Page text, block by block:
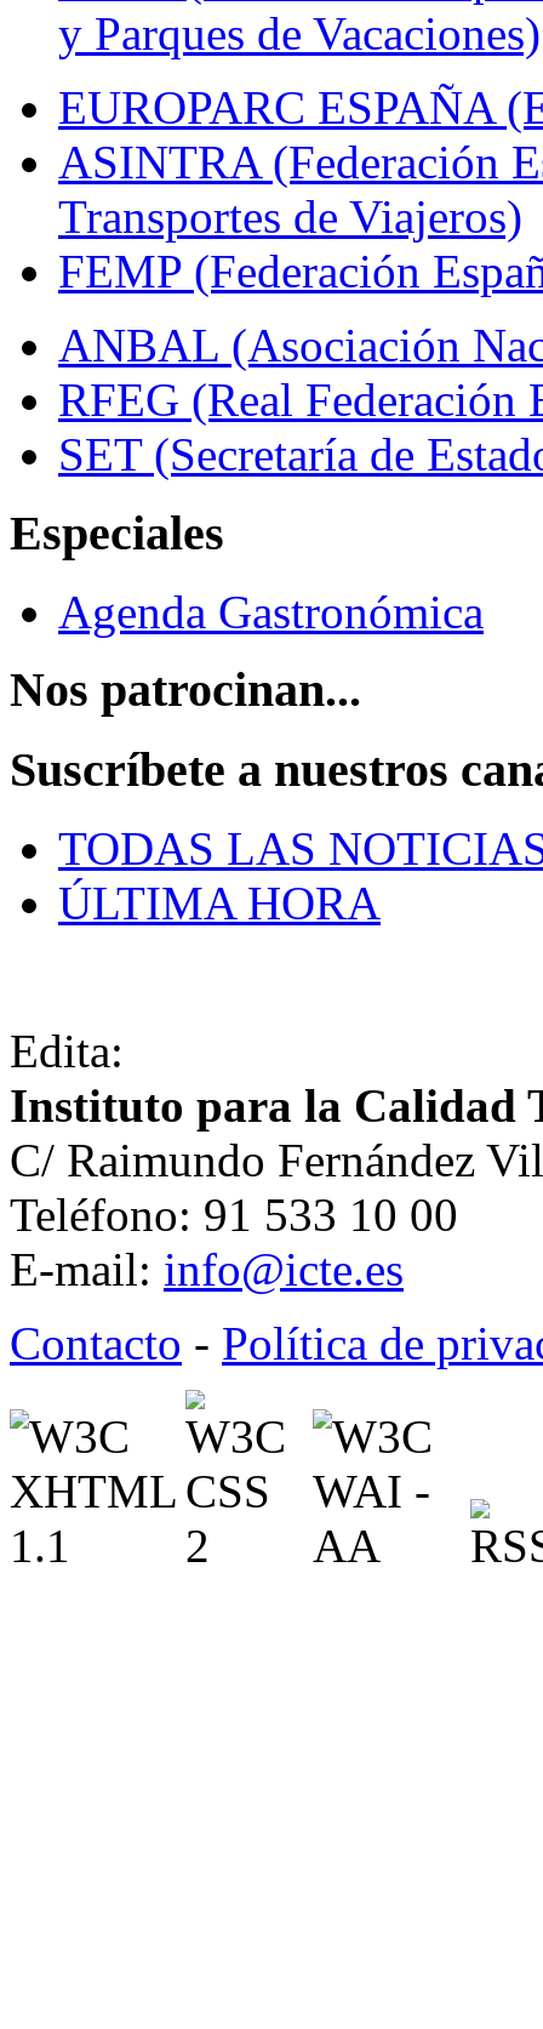
y Parques de Vacaciones)
EUROPARC ESPAÑA
ASINTRA (Federación
Transportes de Viajeros)
FEMP (Federación
ANBAL (Asociación
RFEG (Real Federación
SET (Secretaría de
Especiales
Agenda Gastronómica
Nos patrocinan...
Suscríbete a nuestros
TODAS LAS
ÚLTIMA HORA
Edita:
Instituto para la Calidad
C/ Raimundo Fernández
Teléfono: 91 533 10 00
E-mail: info@icte.es
Contacto - Política de